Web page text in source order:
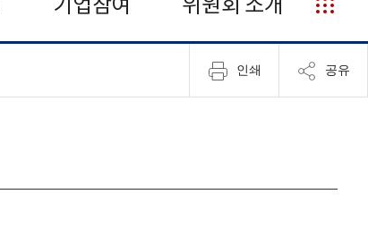
리
집
안
인쇄 공유